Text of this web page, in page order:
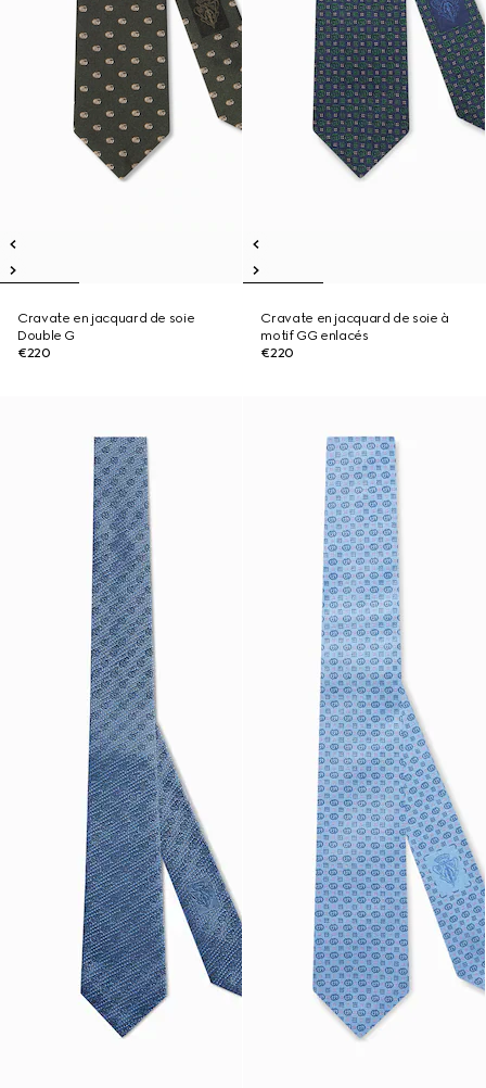
Cravate en jacquard de soie
Double G
€220
Cravate en jacquard de soie à
motif GG enlacés
€220